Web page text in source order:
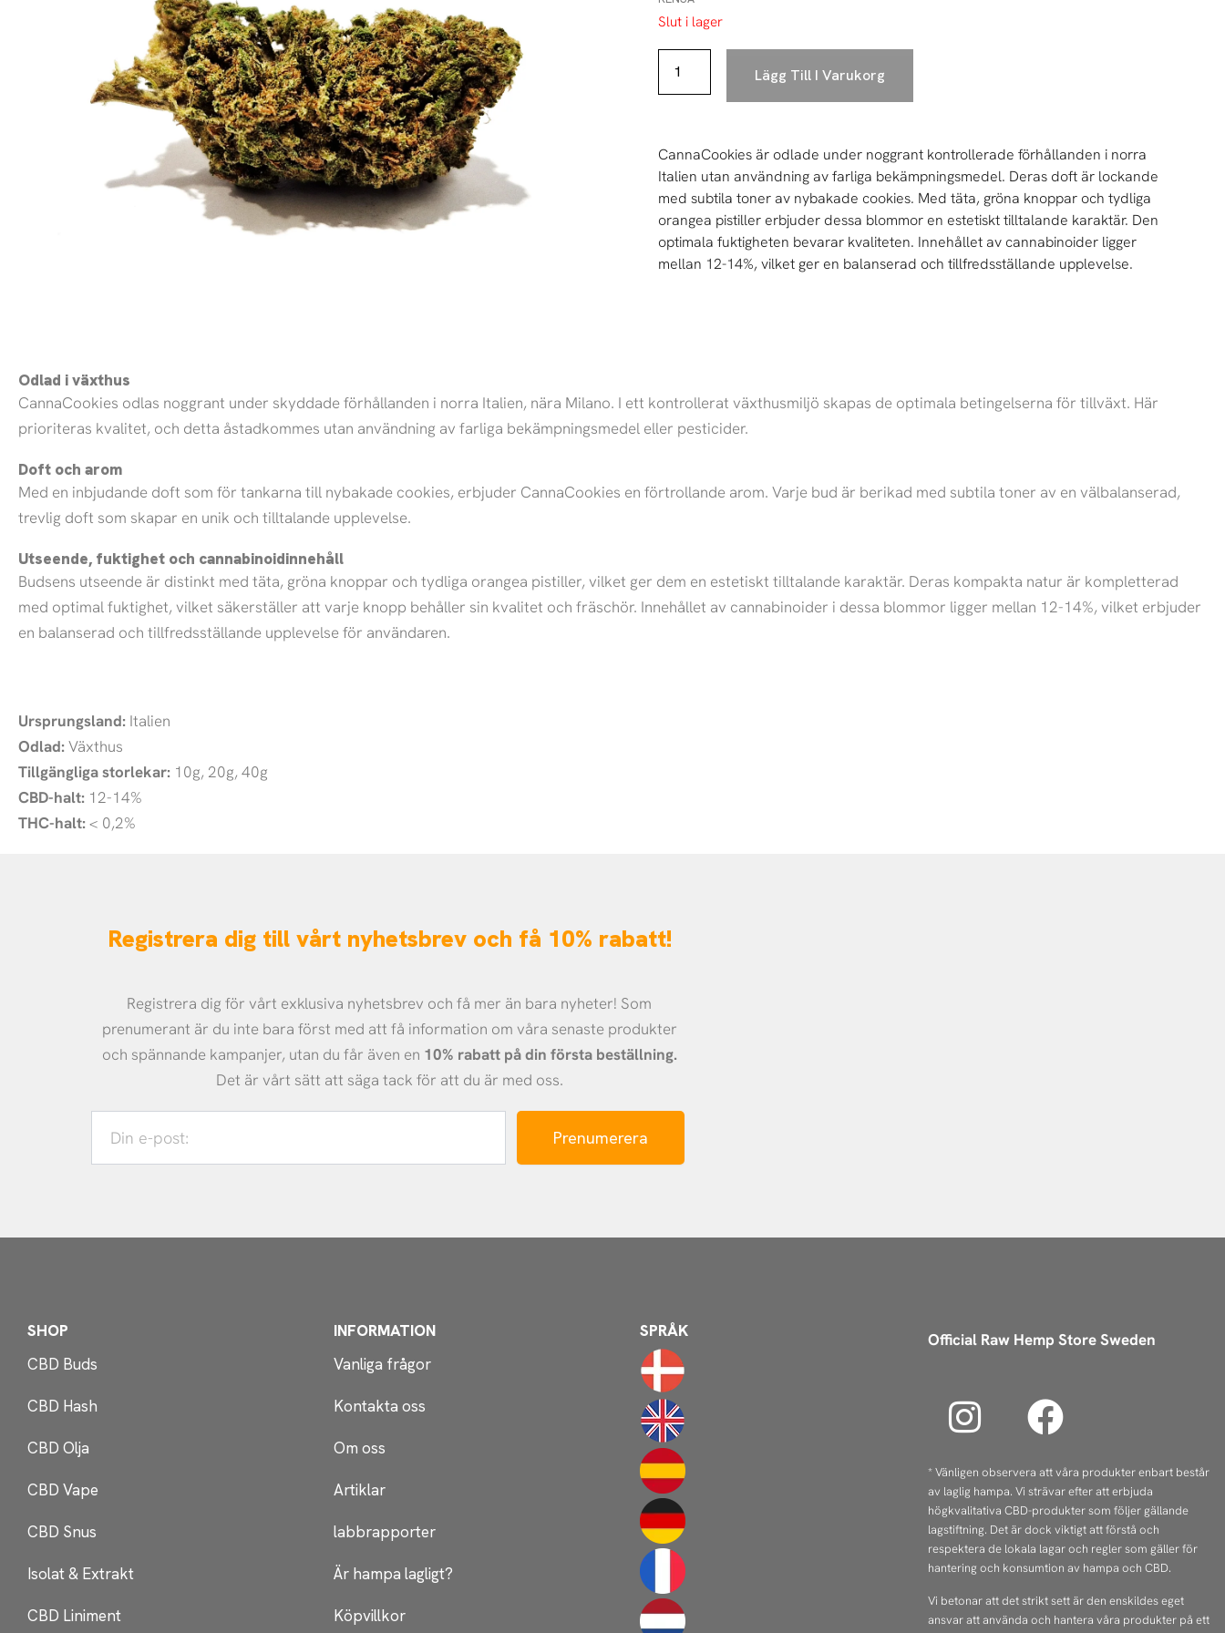
Slut i lager
Lägg Till I Varukorg
CannaCookies är odlade under noggrant kontrollerade förhållanden i norra
Italien utan användning av farliga bekämpningsmedel. Deras doft är lockande
med subtila toner av nybakade cookies. Med täta, gröna knoppar och tydliga
orangea pistiller erbjuder dessa blommor en estetiskt tilltalande karaktär. Den
optimala fuktigheten bevarar kvaliteten. Innehållet av cannabinoider ligger
mellan 12-14%, vilket ger en balanserad och tillfredsställande upplevelse.
Odlad i växthus
CannaCookies odlas noggrant under skyddade förhållanden i norra Italien, nära Milano. I ett kontrollerat växthusmiljö skapas de optimala betingelserna för tillväxt. Här
prioriteras kvalitet, och detta åstadkommes utan användning av farliga bekämpningsmedel eller pesticider.
Doft och arom
Med en inbjudande doft som för tankarna till nybakade cookies, erbjuder CannaCookies en förtrollande arom. Varje bud är berikad med subtila toner av en välbalanserad,
trevlig doft som skapar en unik och tilltalande upplevelse.
Utseende, fuktighet och cannabinoidinnehåll
Budsens utseende är distinkt med täta, gröna knoppar och tydliga orangea pistiller, vilket ger dem en estetiskt tilltalande karaktär. Deras kompakta natur är kompletterad
med optimal fuktighet, vilket säkerställer att varje knopp behåller sin kvalitet och fräschör. Innehållet av cannabinoider i dessa blommor ligger mellan 12-14%, vilket erbjuder
en balanserad och tillfredsställande upplevelse för användaren.
Ursprungsland: Italien
Odlad: Växthus
Tillgängliga storlekar: 10g, 20g, 40g
CBD-halt: 12-14%
THC-halt: < 0,2%
Registrera dig till vårt nyhetsbrev och få 10% rabatt!
Registrera dig för vårt exklusiva nyhetsbrev och få mer än bara nyheter! Som
prenumerant är du inte bara först med att få information om våra senaste produkter
och spännande kampanjer, utan du får även en 10% rabatt på din första beställning.
Det är vårt sätt att säga tack för att du är med oss.
Prenumerera
SHOP
CBD Buds
CBD Hash
CBD Olja
CBD Vape
CBD Snus
Isolat & Extrakt
CBD Liniment
INFORMATION
Vanliga frågor
Kontakta oss
Om oss
Artiklar
labbrapporter
Är hampa lagligt?
Köpvillkor
SPRÅK Official Raw Hemp Store Sweden
I
n
s
t
a
g
r
F
a
c
e
b
o
o
* Vänligen observera att våra produkter enbart består
av laglig hampa. Vi strävar efter att erbjuda
högkvalitativa CBD-produkter som följer gällande
lagstiftning. Det är dock viktigt att förstå och
respektera de lokala lagar och regler som gäller för
hantering och konsumtion av hampa och CBD.
Vi betonar att det strikt sett är den enskildes eget
ansvar att använda och hantera våra produkter på ett